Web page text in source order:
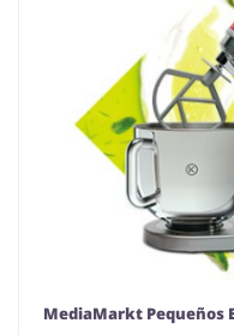
MediaMarkt Pequeños